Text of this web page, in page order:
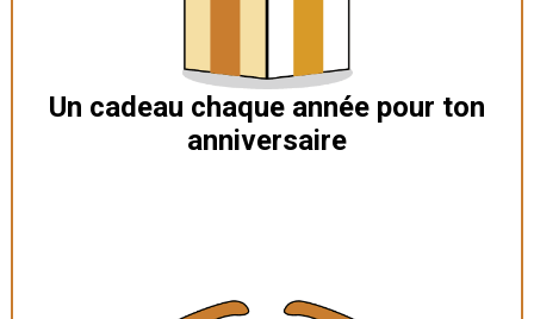
Un cadeau chaque année pour ton
anniversaire